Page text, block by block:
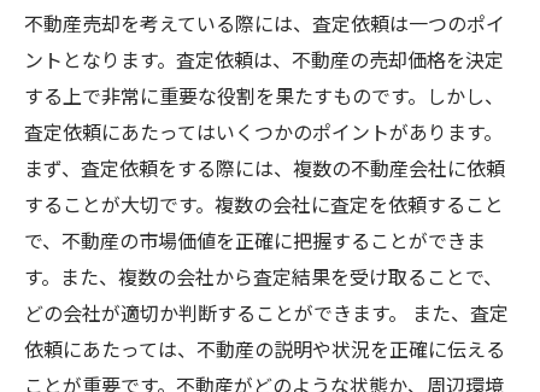
不動産売却を考えている際には、査定依頼は一つのポイ
ントとなります。査定依頼は、不動産の売却価格を決定
する上で非常に重要な役割を果たすものです。しかし、
査定依頼にあたってはいくつかのポイントがあります。
まず、査定依頼をする際には、複数の不動産会社に依頼
することが大切です。複数の会社に査定を依頼すること
で、不動産の市場価値を正確に把握することができま
す。また、複数の会社から査定結果を受け取ることで、
どの会社が適切か判断することができます。 また、査定
依頼にあたっては、不動産の説明や状況を正確に伝える
ことが重要です。不動産がどのような状態か、周辺環境